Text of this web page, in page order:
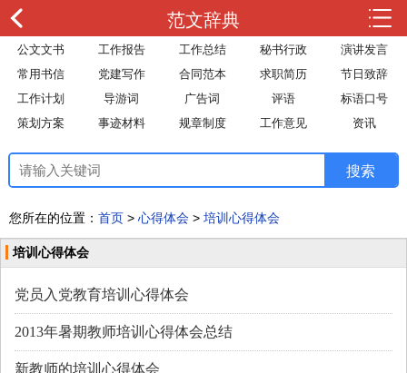
范文辞典
公文文书 工作报告 工作总结 秘书行政
演讲发言
常用书信
党建写作 合同范本 求职简历
节日致辞
工作计划
导游词 广告词 评语
标语口号
策划方案
事迹材料 规章制度 工作意见 资讯
您所在的位置： 首页 > 心得体会 > 培训心得体会
培训心得体会
党员入党教育培训心得体会
2013年暑期教师培训心得体会总结
新教师的培训心得体会